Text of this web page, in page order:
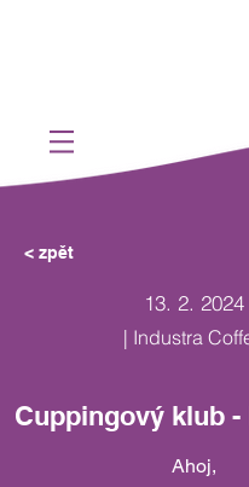
< zpět
13. 2. 2024
| Industra
Cuppingový klub -
Ahoj,